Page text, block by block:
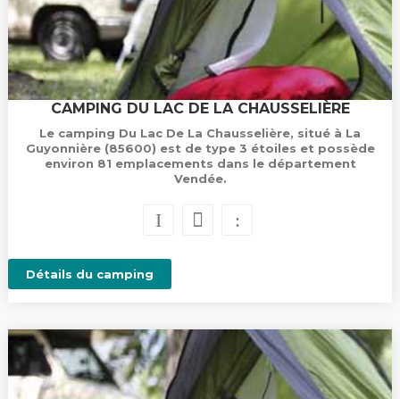
CAMPING DU LAC DE LA CHAUSSELIÈRE
Le camping Du Lac De La Chausselière, situé à La
Guyonnière (85600) est de type 3 étoiles et possède
environ 81 emplacements dans le département
Vendée.
Détails du camping